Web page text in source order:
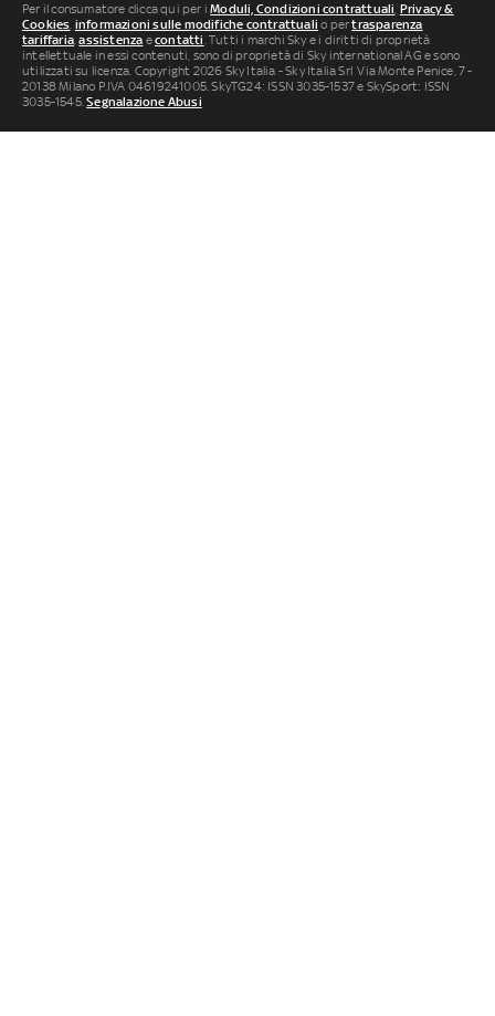
Per il consumatore clicca qui per iModuli, Condizioni contrattuali, Privacy &
Cookies, informazioni sulle modifiche contrattuali o pertrasparenza
tariffaria,assistenza econtatti. Tutti i marchi Sky e i diritti di proprietà
intellettuale in essi contenuti, sono di proprietà di Sky international AG e sono
utilizzati su licenza. Copyright 2026 Sky Italia - Sky Italia Srl Via Monte Penice, 7 -
20138 Milano P.IVA 04619241005. SkyTG24: ISSN 3035-1537 e SkySport: ISSN
3035-1545.Segnalazione Abusi